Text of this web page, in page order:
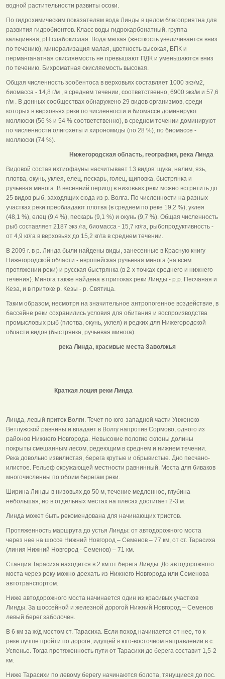
водной растительности развиты осоки.
По гидрохимическим показателям вода Линды в целом благоприятна для
развития гидробионтов. Класс воды гидрокарбонатный, группа
кальциевая, рН слабокислая. Вода мягкая (жесткость увеличивается вниз
по течению), минерализация малая, цветность высокая, БПК и
перманганатная окисляемость не превышают ПДК и уменьшаются вниз
по течению. Бихроматная окисляемость высокая.
Общая численность зообентоса в верховьях составляет 1000 экз/м2,
биомасса - 14,8 г/м , в среднем течении, соответственно, 6900 экз/м и 57,6
г/м . В донных сообществах обнаружено 29 видов организмов, среди
которых в верховьях реки по численности и биомассе доминируют
моллюски (56 % и 54 % соответственно), в среднем течении доминируют
по численности олигохеты и хирономиды (по 28 %), по биомассе -
моллюски (74 %).
Нижегородская область, география, река Линда
Видовой состав ихтиофауны насчитывает 13 видов: щука, налим, язь,
плотва, окунь, уклея, елец, пескарь, голец, щиповка, быстрянка и
ручьевая минога. В весенний период в низовьях реки можно встретить до
25 видов рыб, заходящих сюда из р. Волга. По численности на разных
участках реки преобладают плотва (в среднем по реке 19,2 %), уклея
(48,1 %), елец (9,4 %), пескарь (9,1 %) и окунь (9,7 %). Общая численность
рыб составляет 2187 экз./га, биомасса - 15,7 кг/га, рыбопродуктивность -
от 4,9 кг/га в верховьях до 15,2 кг/га в среднем течении.
В 2009 г. в р. Линда были найдены виды, занесенные в Красную книгу
Нижегородской области - европейская ручьевая минога (на всем
протяжении реки) и русская быстрянка (в 2-х точках среднего и нижнего
течения). Минога также найдена в притоках реки Линды - р.р. Песчаная и
Кеза, и в притоке р. Кезы - р. Святица.
Таким образом, несмотря на значительное антропогенное воздействие, в
бассейне реки сохранились условия для обитания и воспроизводства
промысловых рыб (плотва, окунь, уклея) и редких для Нижегородской
области видов (быстрянка, ручьевая минога).
река Линда, красивые места Заволжья
Краткая лоция реки Линда
Линда, левый приток Волги. Течет по юго-западной части Унженско-
Ветлужской равнины и впадает в Волгу напротив Сормово, одного из
районов Нижнего Новгорода. Невысокие пологие склоны долины
покрыты смешанным лесом, редеющим в среднем и нижнем течении.
Река довольно извилистая, берега крутые и обрывистые. Дно песчано-
илистое. Рельеф окружающей местности равнинный. Места для биваков
многочисленны по обоим берегам реки.
Ширина Линды в низовьях до 50 м, течение медленное, глубина
небольшая, но в отдельных местах на плесах достигает 2-3 м.
Линда может быть рекомендована для начинающих тристов.
Протяженность маршрута до устья Линды: от автодорожного моста
через нее на шоссе Нижний Новгород – Семенов – 77 км, от ст. Тарасиха
(линия Нижний Новгород - Семенов) – 71 км.
Станция Тарасиха находится в 2 км от берега Линды. До автодорожного
моста через реку можно доехать из Нижнего Новгорода или Семенова
автотранспортом.
Ниже автодорожного моста начинается один из красивых участков
Линды. За шоссейной и железной дорогой Нижний Новгород – Семенов
левый берег заболочен.
В 6 км за ж/д мостом ст. Тарасиха. Если поход начинается от нее, то к
реке лучше пройти по дороге, идущей в юго-восточном направлении в с.
Успенье. Тогда протяженность пути от Тарасихи до берега составит 1,5-2
км.
Ниже Тарасихи по левому берегу начинаются болота, тянущиеся до пос.